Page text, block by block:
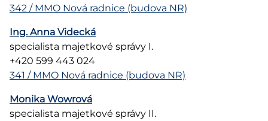
342 / MMO Nová radnice (budova NR)
Ing. Anna Videcká
specialista majetkové správy I.
+420 599 443 024
341 / MMO Nová radnice (budova NR)
Monika Wowrová
specialista majetkové správy II.